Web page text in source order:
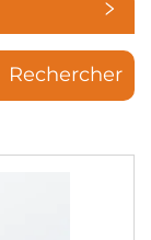
Rechercher